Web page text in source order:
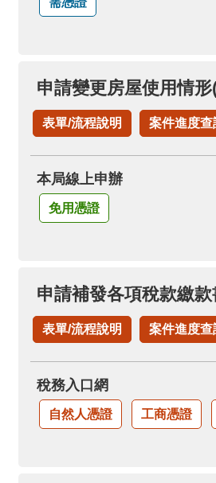
申請變更房屋使用情
表單/流程說明 案件進度查
本局線上申辦
免用憑證
申請補發各項稅款繳
表單/流程說明 案件進度查
稅務入口網
自然人憑證 工商憑證